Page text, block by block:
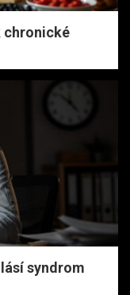
chronické
syndrom